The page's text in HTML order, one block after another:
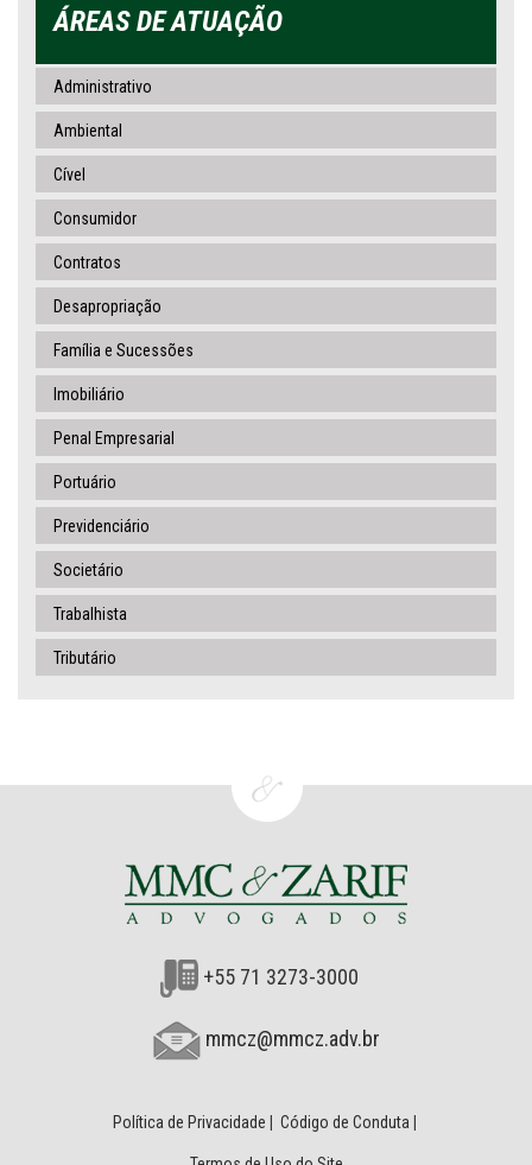
ÁREAS DE ATUAÇÃO
Administrativo
Ambiental
Cível
Consumidor
Contratos
Desapropriação
Família e Sucessões
Imobiliário
Penal Empresarial
Portuário
Previdenciário
Societário
Trabalhista
Tributário
+55 71 3273-3000
mmcz@mmcz.adv.br
Política de Privacidade Código de Conduta